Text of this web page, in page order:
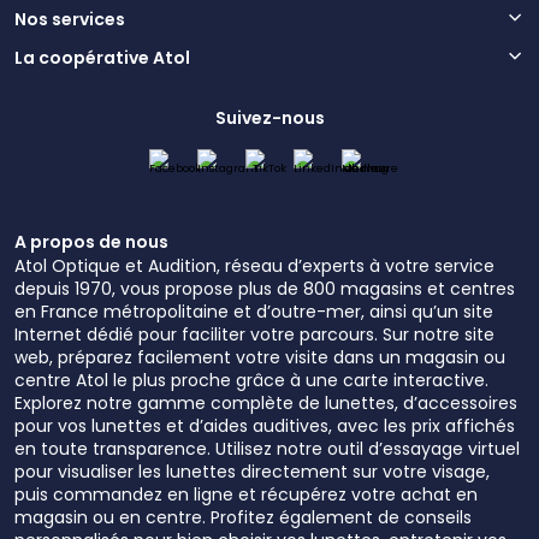
Nos services
La coopérative Atol
Suivez-nous
A propos de nous
Atol Optique et Audition, réseau d’experts à votre service
depuis 1970, vous propose plus de 800 magasins et centres
en France métropolitaine et d’outre-mer, ainsi qu’un site
Internet dédié pour faciliter votre parcours. Sur notre site
web, préparez facilement votre visite dans un magasin ou
centre Atol le plus proche grâce à une carte interactive.
Explorez notre gamme complète de lunettes, d’accessoires
pour vos lunettes et d’aides auditives, avec les prix affichés
en toute transparence. Utilisez notre outil d’essayage virtuel
pour visualiser les lunettes directement sur votre visage,
puis commandez en ligne et récupérez votre achat en
magasin ou en centre. Profitez également de conseils